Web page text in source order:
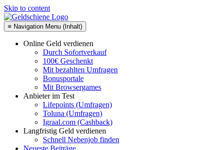
Skip to content
≡ Navigation Menu (Inhalt)
Online Geld verdienen
Durch Sofortverkauf
100€ Geschenkt
Mit bezahlten Umfragen
Bonusportale
Mit Browsergames
Anbieter im Test
Lifepoints (Umfragen)
Toluna (Umfragen)
Igraal.com (Cashback)
Langfristig Geld verdienen
Schnell Nebenjob finden
Neueste Beiträge